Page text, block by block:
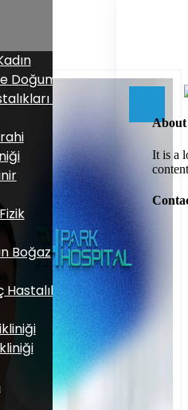
About
It is a
Doğum
ve
Boğaz
Hastalıkları)